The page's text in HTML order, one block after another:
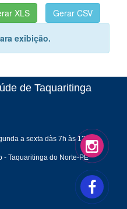
exibição.
de Taquaritinga
a sexta dàs 7h às 13h
- Taquaritinga do Norte-PE